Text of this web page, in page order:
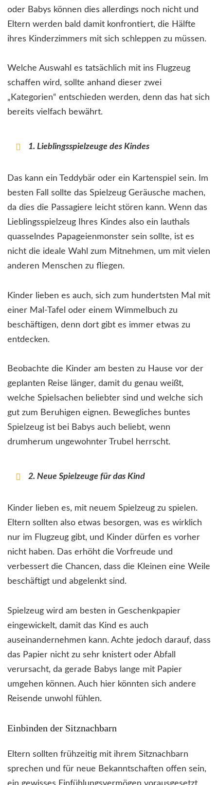
oder Babys können dies allerdings noch nicht und
Eltern werden bald damit konfrontiert, die Hälfte
ihres Kinderzimmers mit sich schleppen zu müssen.
Welche Auswahl es tatsächlich mit ins Flugzeug
schaffen wird, sollte anhand dieser zwei
„Kategorien“ entschieden werden, denn das hat sich
bereits vielfach bewährt.
1. Lieblingsspielzeuge des Kindes
Das kann ein Teddybär oder ein Kartenspiel sein. Im
besten Fall sollte das Spielzeug Geräusche machen,
da dies die Passagiere leicht stören kann. Wenn das
Lieblingsspielzeug Ihres Kindes also ein lauthals
quasselndes Papageienmonster sein sollte, ist es
nicht die ideale Wahl zum Mitnehmen, um mit vielen
anderen Menschen zu fliegen.
Kinder lieben es auch, sich zum hundertsten Mal mit
einer Mal-Tafel oder einem Wimmelbuch zu
beschäftigen, denn dort gibt es immer etwas zu
entdecken.
Beobachte die Kinder am besten zu Hause vor der
geplanten Reise länger, damit du genau weißt,
welche Spielsachen beliebter sind und welche sich
gut zum Beruhigen eignen. Bewegliches buntes
Spielzeug ist bei Babys auch beliebt, wenn
drumherum ungewohnter Trubel herrscht.
2. Neue Spielzeuge für das Kind
Kinder lieben es, mit neuem Spielzeug zu spielen.
Eltern sollten also etwas besorgen, was es wirklich
nur im Flugzeug gibt, und Kinder dürfen es vorher
nicht haben. Das erhöht die Vorfreude und
verbessert die Chancen, dass die Kleinen eine Weile
beschäftigt und abgelenkt sind.
Spielzeug wird am besten in Geschenkpapier
eingewickelt, damit das Kind es auch
auseinandernehmen kann. Achte jedoch darauf, dass
das Papier nicht zu sehr knistert oder Abfall
verursacht, da gerade Babys lange mit Papier
umgehen können. Auch hier könnten sich andere
Reisende unwohl fühlen.
Einbinden der Sitznachbarn
Eltern sollten frühzeitig mit ihrem Sitznachbarn
sprechen und für neue Bekanntschaften offen sein,